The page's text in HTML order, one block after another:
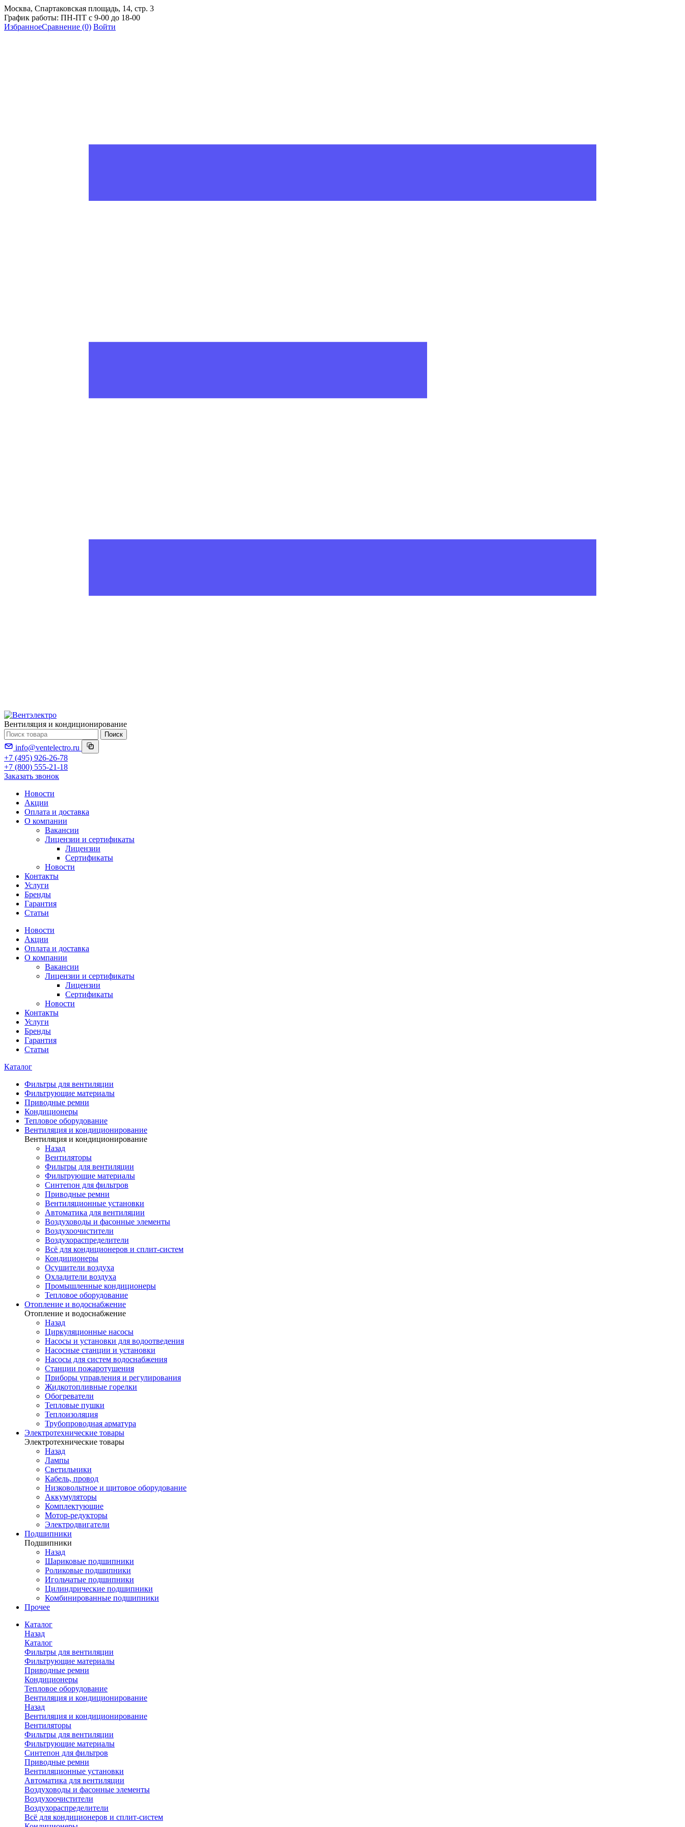
Москва, Спартаковская площадь, 14, стр. 3
График работы: ПН-ПТ с 9-00 до 18-00
ИзбранноеСравнение (0) Войти
Вентиляция и кондиционирование
Поиск
info@ventelectro.ru
+7 (495) 926-26-78
+7 (800) 555-21-18
Заказать звонок
Новости
Акции
Оплата и доставка
О компании
Вакансии
Лицензии и сертификаты
Лицензии
Сертификаты
Новости
Контакты
Услуги
Бренды
Гарантия
Статьи
Новости
Акции
Оплата и доставка
О компании
Вакансии
Лицензии и сертификаты
Лицензии
Сертификаты
Новости
Контакты
Услуги
Бренды
Гарантия
Статьи
Каталог
Фильтры для вентиляции
Фильтрующие материалы
Приводные ремни
Кондиционеры
Тепловое оборудование
Вентиляция и кондиционирование
Вентиляция и кондиционирование
Назад
Вентиляторы
Фильтры для вентиляции
Фильтрующие материалы
Синтепон для фильтров
Приводные ремни
Вентиляционные установки
Автоматика для вентиляции
Воздуховоды и фасонные элементы
Воздухоочистители
Воздухораспределители
Всё для кондиционеров и сплит-систем
Кондиционеры
Осушители воздуха
Охладители воздуха
Промышленные кондиционеры
Тепловое оборудование
Отопление и водоснабжение
Отопление и водоснабжение
Назад
Циркуляционные насосы
Насосы и установки для водоотведения
Насосные станции и установки
Насосы для систем водоснабжения
Станции пожаротушения
Приборы управления и регулирования
Жидкотопливные горелки
Обогреватели
Тепловые пушки
Теплоизоляция
Трубопроводная арматура
Электротехнические товары
Электротехнические товары
Назад
Лампы
Светильники
Кабель, провод
Низковольтное и щитовое оборудование
Аккумуляторы
Комплектующие
Мотор-редукторы
Электродвигатели
Подшипники
Подшипники
Назад
Шариковые подшипники
Роликовые подшипники
Игольчатые подшипники
Цилиндрические подшипники
Комбинированные подшипники
Прочее
Каталог
Назад
Каталог
Фильтры для вентиляции
Фильтрующие материалы
Приводные ремни
Кондиционеры
Тепловое оборудование
Вентиляция и кондиционирование
Назад
Вентиляция и кондиционирование
Вентиляторы
Фильтры для вентиляции
Фильтрующие материалы
Синтепон для фильтров
Приводные ремни
Вентиляционные установки
Автоматика для вентиляции
Воздуховоды и фасонные элементы
Воздухоочистители
Воздухораспределители
Всё для кондиционеров и сплит-систем